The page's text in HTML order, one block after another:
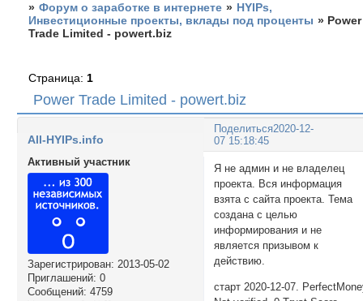
» Форум о заработке в интернете » HYIPs,
Инвестиционные проекты, вклады под проценты » Power
Trade Limited - powert.biz
Power Trade Limited - powert.biz
Страница: 1
Поделиться2020-12-
07 15:18:45
All-HYIPs.info
Активный участник
Зарегистрирован: 2013-05-02
Приглашений: 0
Сообщений: 4759
Я не админ и не владелец
проекта. Вся информация
взята с сайта проекта. Тема
создана с целью
информирования и не
является призывом к
действию.
старт 2020-12-07.